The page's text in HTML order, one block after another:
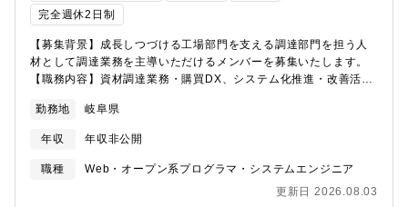
完全週休2日制
【募集背景】成長しつづける工場部門を支える調達部門を担う人
材として調達業務を主導いただけるメンバーを募集いたします。
【職務内容】資材調達業務・購買DX、システム化推進・改善活動
理者と連携してデータベースをMRP構築へつなげる・発注業務の
エージェントAI導入支援で全社の調達業務改善を主導・DX部門と
協業し同社の調達に最適なシステムの選定支援を実施【この仕事
の面白さ・魅力】成長を続ける同社の調達品データベースの構築
できます。より最適な調達システムとなるよう企画・システム選
勤務地 岐阜県
年収 年収非公開
職種
Web・オープン系プログラマ・システムエンジニア
更新日 2026.08.03